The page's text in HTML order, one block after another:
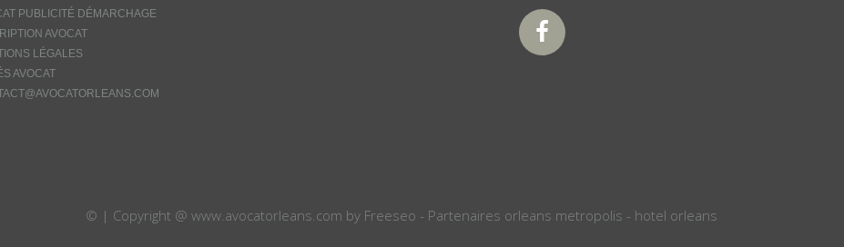
PUBLICITÉ DÉMARCHAGE
AVOCAT
LÉGALES
AVOCAT
© | Copyright @ www.avocatorleans.com by Freeseo - Partenaires orleans metropolis - hotel orleans